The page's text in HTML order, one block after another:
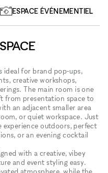
ESPACE ÉVÉNEMENTIEL
ideal for brand pop‑ups,
creative workshops,
The main room is one
from presentation space to
an adjacent smaller area
or quiet workspace. Just
experience outdoors, perfect
or an evening cocktail
with a creative, vibey
and event styling easy.
atmosphere, while the